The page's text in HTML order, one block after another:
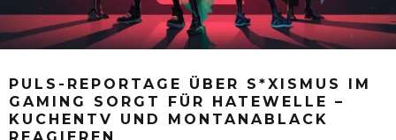
PULS-REPORTAGE ÜBER S*XISMUS IM
GAMING SORGT FÜR HATEWELLE –
KUCHENTV UND MONTANABLACK